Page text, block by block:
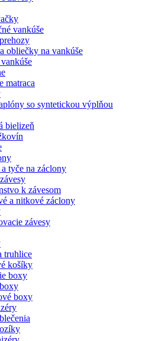
vankúše
obliečky na vankúše
matraca
so syntetickou výplňou
bielizeň
tyče na záclony
k závesom
a nitkové záclony
závesy
truhlice
košíky
boxy
boxy